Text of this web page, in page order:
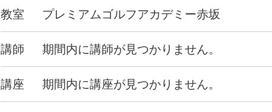
教室 プレミアムゴルフアカデミー赤坂
講師 期間内に講師が見つかりません。
講座 期間内に講座が見つかりません。